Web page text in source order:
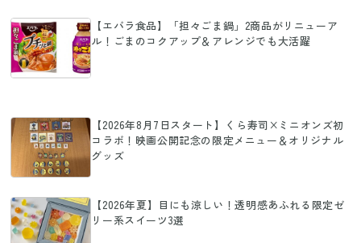
【エバラ食品】「担々ごま鍋」2商品がリニューア
ル！ごまのコクアップ＆アレンジでも大活躍
【2026年8月7日スタート】くら寿司×ミニオンズ初
コラボ！映画公開記念の限定メニュー＆オリジナル
グッズ
【2026年夏】目にも涼しい！透明感あふれる限定ゼ
リー系スイーツ3選